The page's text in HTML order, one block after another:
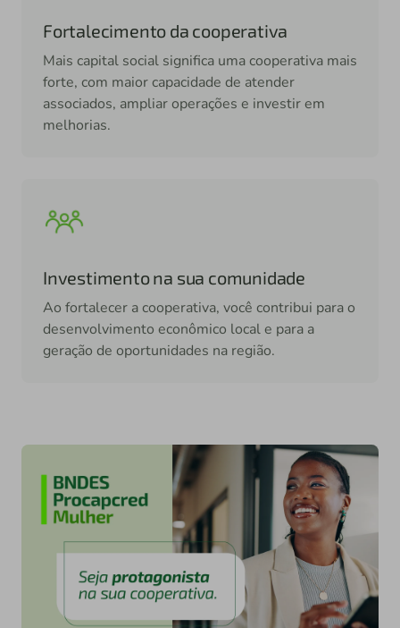
Fortalecimento da cooperativa
Mais capital social significa uma cooperativa mais
forte, com maior capacidade de atender
associados, ampliar operações e investir em
melhorias.
Investimento na sua comunidade
Ao fortalecer a cooperativa, você contribui para o
desenvolvimento econômico local e para a
geração de oportunidades na região.